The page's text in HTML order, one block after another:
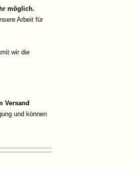
möglich.
Arbeit für
wir die
Versand
und können